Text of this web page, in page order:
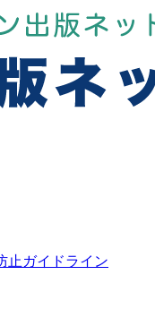
止ガイドライン